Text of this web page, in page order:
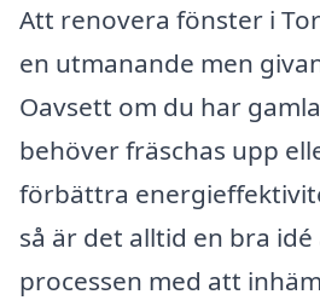
Att renovera fönster i
en utmanande men
Oavsett om du har
behöver fräschas upp
förbättra
så är det alltid en bra
processen med att